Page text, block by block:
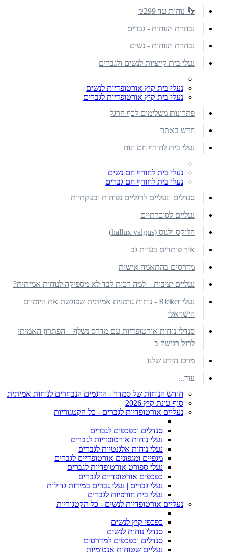
👣 נוחות עד ₪299
נבחרת הנוחות - גברים
נבחרת הנוחות - נשים
נעלי בית קייציות לנשים ולגברים
נעלי בית קיץ אורטופדיות לנשים
נעלי בית קיץ אורטופדיות לגברים
פתרונות משלימים לכף הרגל
חדש באתר
נעלי בית לחורף חם ונוח
נעלי בית לחורף חם נשים
נעלי בית לחורף חם גברים
סנדלים ונעליים לרגליים נפוחות ובצקתיות
נעליים לסוכרתיים
הלוקס ולגוס (hallux valgus)
איך פותרים בעיות גב
מדרסים בהתאמה אישית
נעליים יציבות – למה רכות לבד לא מספיקה לנוחות אמיתית?
נעלי Rieker - נוחות גרמנית אמיתית שפוגשת את היומיום
הישראלי
סנדלי נוחות אורטופדיות עם מדרס נשלף – הפתרון האמיתי
לרגל רגישה ב
מרכז הידע שלנו
עוד...
חודש הנוחות של סמדר - הדגמים הנבחרים לנוחות אמיתית
סוף עונת קיץ 2026
נעליים אורטופדיות לגברים - כל הקטגוריות
סנדלים וכפכפים לגברים
נעלי נוחות אורטופדיות לגברים
נעלי נוחות אלגנטיות לגברים
מגפיים ומגפונים אורטופדיים לגברים
נעלי ספורט אורטופדיות לגברים
כפכפים אורטופדיים לגברים
נעלי גברים | נעלי גברים במידות גדולות
נעלי בית חורפיות לגברים
נעליים אורטופדיות לנשים - כל הקטגוריות
כפכפי קיץ לנשים
סנדלי נוחות לנשים
סנדלים וכפכפים למדרסים
נעליים שטוחות אנטומיות